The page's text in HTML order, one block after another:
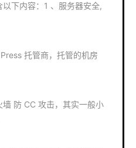
下内容：1 、服务器安全,
托管商，托管的机房
防 CC 攻击，其实一般小